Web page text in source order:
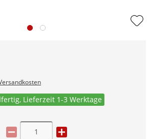
Lieferzeit 1-3 Werktage